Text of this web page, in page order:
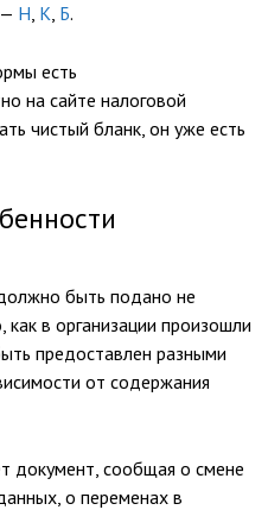
Н, К, Б.
есть
на сайте налоговой
чистый бланк, он уже есть
быть подано не
в организации произошли
предоставлен разными
от содержания
документ, сообщая о смене
о переменах в